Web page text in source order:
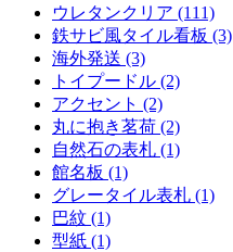
ウレタンクリア (111)
鉄サビ風タイル看板 (3)
海外発送 (3)
トイプードル (2)
アクセント (2)
丸に抱き茗荷 (2)
自然石の表札 (1)
館名板 (1)
グレータイル表札 (1)
巴紋 (1)
型紙 (1)